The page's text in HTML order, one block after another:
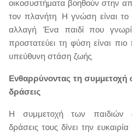
οικοσυστήματα βοηθούν στην
τον πλανήτη. Η γνώση είναι
αλλαγή. Ένα παιδί που
προστατεύει τη φύση είναι
υπεύθυνη στάση ζωής.
Ενθαρρύνοντας τη συμμετοχή
δράσεις
Η συμμετοχή των παιδιών
δράσεις τους δίνει την